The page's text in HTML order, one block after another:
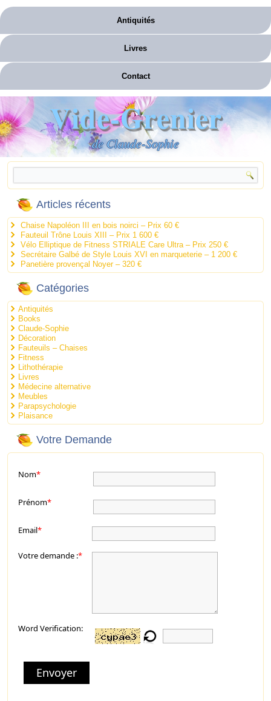
Antiquités
Livres
Contact
Vide-Grenier
de Claude-Sophie
Articles récents
Chaise Napoléon III en bois noirci – Prix 60 €
Fauteuil Trône Louis XIII – Prix 1 600 €
Vélo Elliptique de Fitness STRIALE Care Ultra – Prix 250 €
Secrétaire Galbé de Style Louis XVI en marqueterie – 1 200 €
Panetière provençal Noyer – 320 €
Catégories
Antiquités
Books
Claude-Sophie
Décoration
Fauteuils – Chaises
Fitness
Lithothérapie
Livres
Médecine alternative
Meubles
Parapsychologie
Plaisance
Votre Demande
Nom*
Prénom*
Email*
Votre demande :*
Word Verification:
Envoyer